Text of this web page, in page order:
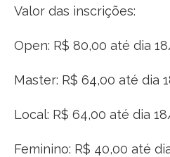
Valor das inscrições:
Open: R$ 80,00 até dia
Master: R$ 64,00 até dia
Local: R$ 64,00 até dia
Feminino: R$ 40,00 até